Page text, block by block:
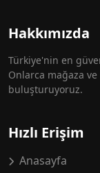
Hakkımızda
Türkiye'nin en
Onlarca mağaza
buluşturuyoruz.
Hızlı Erişim
Anasayfa